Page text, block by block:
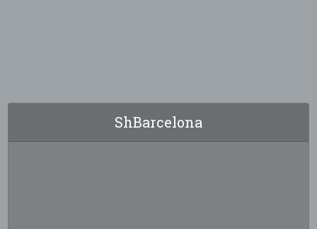
ShBarcelona